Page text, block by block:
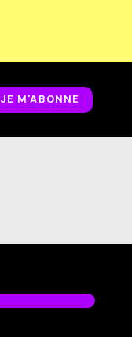
JE M'ABONNE